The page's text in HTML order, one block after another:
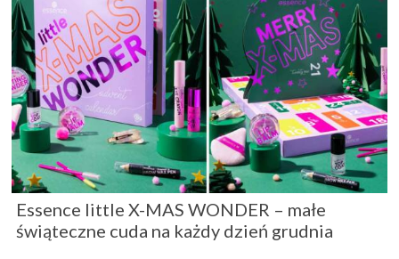
Essence little X-MAS WONDER – małe
świąteczne cuda na każdy dzień grudnia